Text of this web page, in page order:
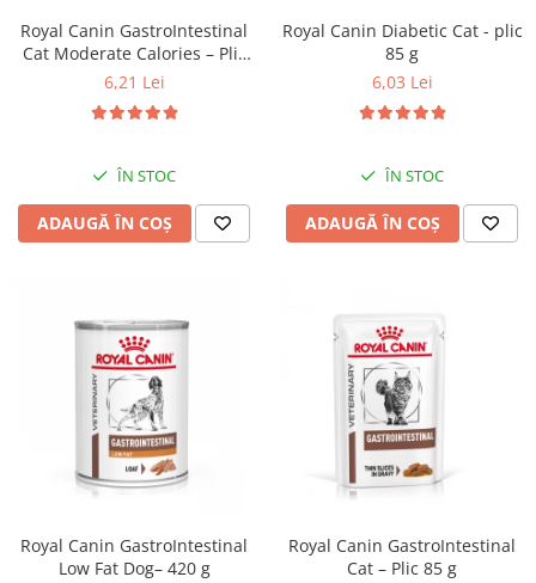
Royal Canin GastroIntestinal
Cat Moderate Calories – Plic
85 g
6,21 Lei
ÎN STOC
ADAUGĂ ÎN COȘ
Royal Canin Diabetic Cat - plic
85 g
6,03 Lei
ÎN STOC
ADAUGĂ ÎN COȘ
Royal Canin GastroIntestinal
Low Fat Dog– 420 g
Royal Canin GastroIntestinal
Cat – Plic 85 g